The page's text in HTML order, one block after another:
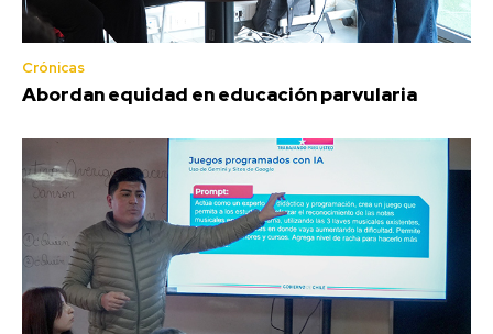
Crónicas
Abordan equidad en educación parvularia